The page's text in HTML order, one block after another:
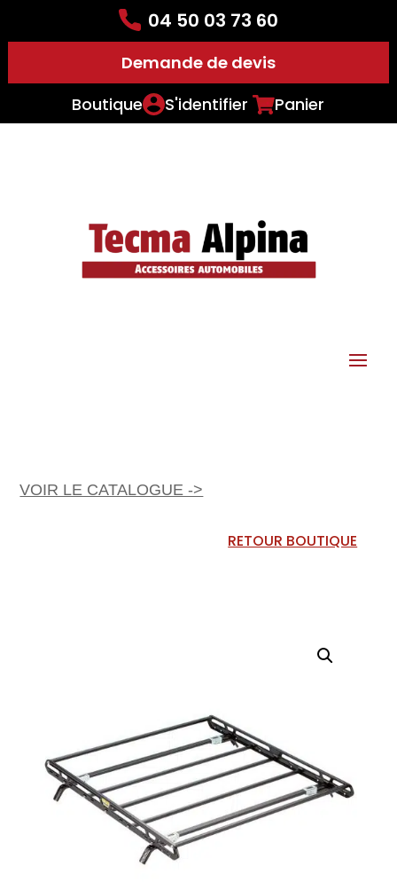
04 50 03 73 60
Demande de devis
Boutique
S'identifier Panier
VOIR LE CATALOGUE ->
RETOUR BOUTIQUE